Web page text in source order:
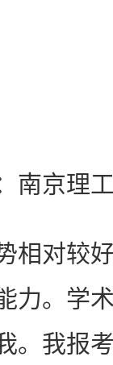
京理工
对较好
力。学
。我报